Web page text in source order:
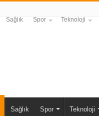
Sağlık Spor Teknoloji
Sağlık Spor Teknoloji